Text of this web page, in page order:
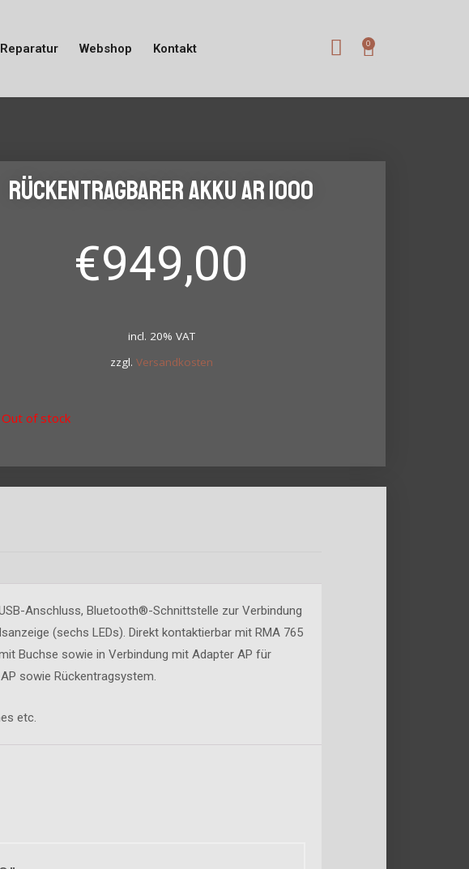
Reparatur Webshop Kontakt
Rückentragbarer Akku AR 1000
€949,00
incl. 20% VAT
zzgl. Versandkosten
Out of stock
Anschluss, Bluetooth®-Schnittstelle zur Verbindung
(sechs LEDs). Direkt kontaktierbar mit RMA 765
Buchse sowie in Verbindung mit Adapter AP für
sowie Rückentragsystem.
etc.